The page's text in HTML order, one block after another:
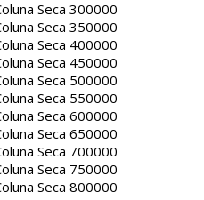
Seca 300000
Seca 350000
Seca 400000
Seca 450000
Seca 500000
Seca 550000
Seca 600000
Seca 650000
Seca 700000
Seca 750000
Seca 800000